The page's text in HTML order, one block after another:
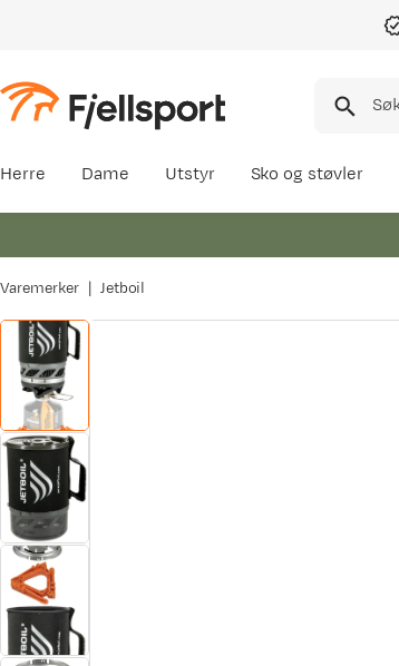
Herre Dame Utstyr Sko og støvler
Varemerker Jetboil